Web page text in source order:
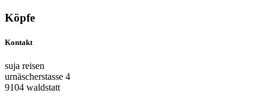
Köpfe
Kontakt
suja reisen
urnäscherstasse 4
9104 waldstatt